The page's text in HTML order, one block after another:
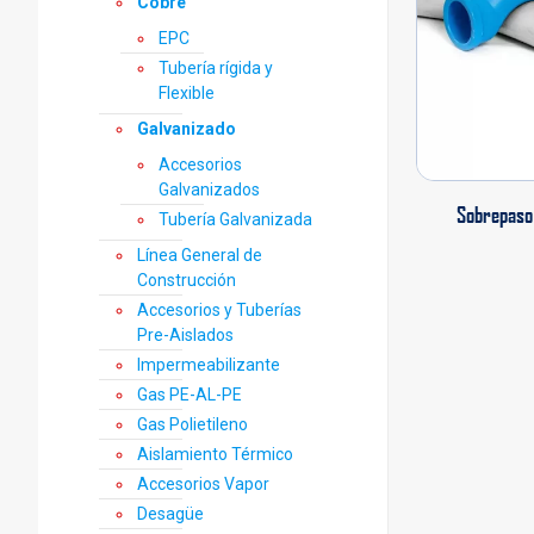
EPC
Tubería rígida y
Flexible
Galvanizado
Accesorios
Galvanizados
Tubería Galvanizada
Línea General de
Construcción
Accesorios y Tuberías
Pre-Aislados
Impermeabilizante
Gas PE-AL-PE
Gas Polietileno
Aislamiento Térmico
Accesorios Vapor
Desagüe